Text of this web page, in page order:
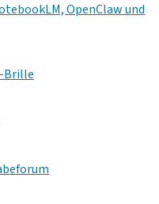
OpenClaw und
Brille